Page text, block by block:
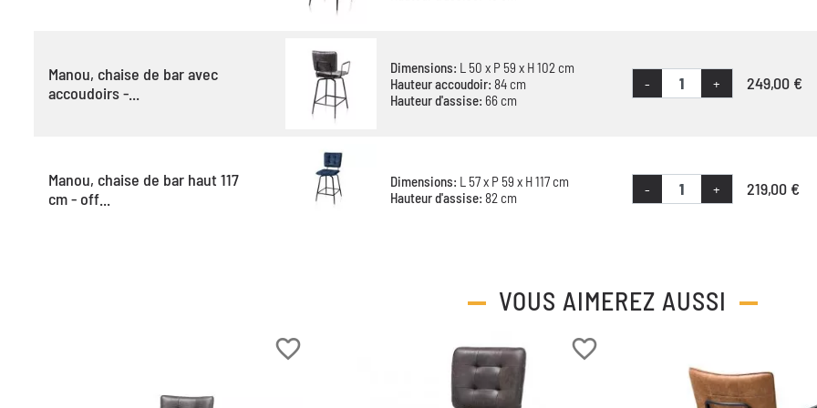
Manou, chaise de bar avec
accoudoirs -...
Dimensions: L 50 x P 59 x H 102 cm
Hauteur accoudoir: 84 cm
Hauteur d'assise: 66 cm
- + 249,00 €
Manou, chaise de bar haut 117
cm - off...
Dimensions: L 57 x P 59 x H 117 cm
Hauteur d'assise: 82 cm - + 219,00 €
VOUS AIMEREZ AUSSI
favorite_border favorite_border